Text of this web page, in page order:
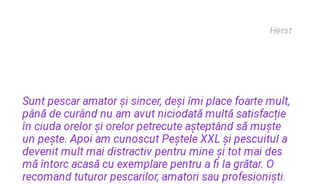
Herst
Sunt pescar amator și sincer, deși îmi place foarte mult,
până de curând nu am avut niciodată multă satisfacție
în ciuda orelor și orelor petrecute așteptând să muște
un pește. Apoi am cunoscut Peștele XXL și pescuitul a
devenit mult mai distractiv pentru mine și tot mai des
mă întorc acasă cu exemplare pentru a fi la grătar. O
recomand tuturor pescarilor, amatori sau profesioniști.